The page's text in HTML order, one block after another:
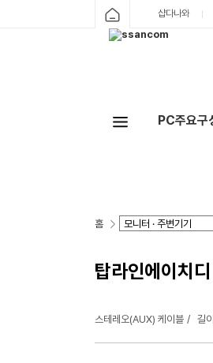
샵다나와
PC주요구
홈
탑라인에이치
스테레오(AUX) 케이블 길